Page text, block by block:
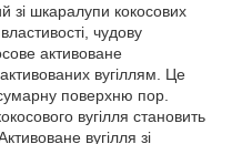
зі шкаралупи кокосових
чудову
активоване
вугіллям. Це
поверхню пор.
вугілля становить
вугілля зі